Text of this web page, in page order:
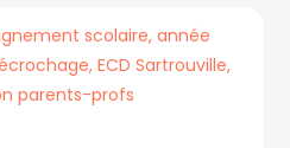
scolaire année
ECD Sartrouville
parents-profs